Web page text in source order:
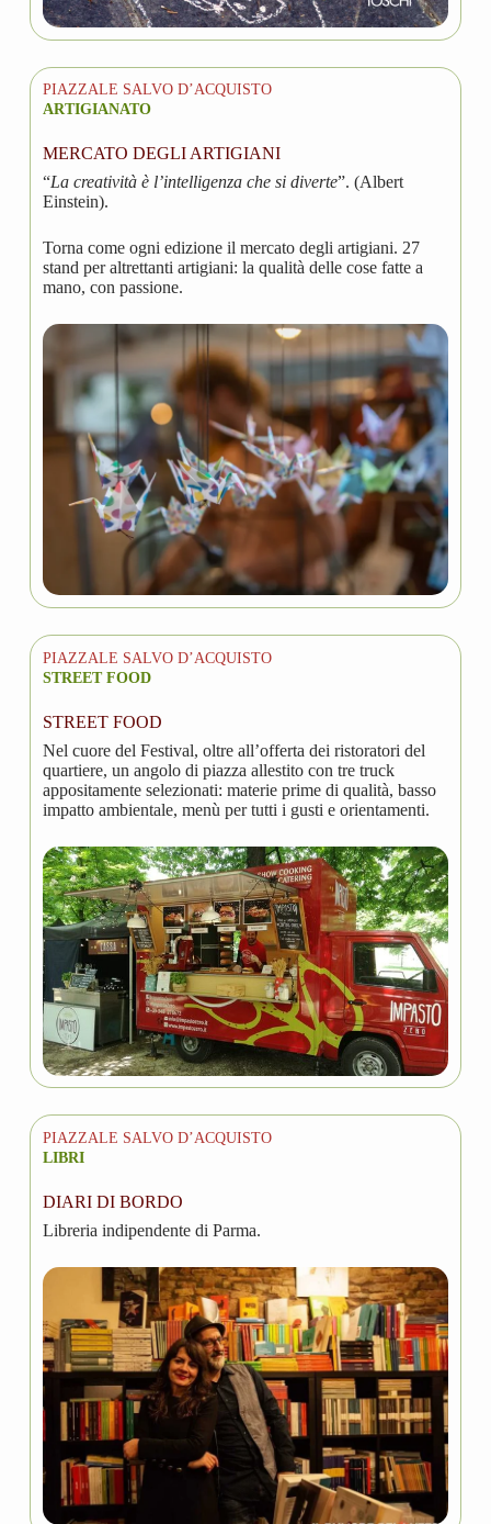
PIAZZALE SALVO D’ACQUISTO
ARTIGIANATO
MERCATO DEGLI ARTIGIANI
“La creatività è l’intelligenza che si diverte”. (Albert
Einstein).
Torna come ogni edizione il mercato degli artigiani. 27
stand per altrettanti artigiani: la qualità delle cose fatte a
mano, con passione.
PIAZZALE SALVO D’ACQUISTO
STREET FOOD
STREET FOOD
Nel cuore del Festival, oltre all’offerta dei ristoratori del
quartiere, un angolo di piazza allestito con tre truck
appositamente selezionati: materie prime di qualità, basso
impatto ambientale, menù per tutti i gusti e orientamenti.
PIAZZALE SALVO D’ACQUISTO
LIBRI
DIARI DI BORDO
Libreria indipendente di Parma.